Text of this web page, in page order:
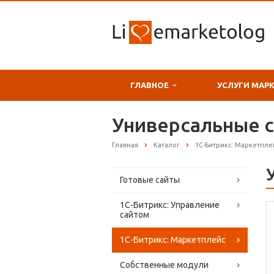
ГЛАВНОЕ УСЛУГИ
Универсальные
Главная Каталог 1С-Битрикс:
Готовые сайты
1С-Битрикс: Управление
сайтом
1С-Битрикс: Маркетплейс
Собственные модули